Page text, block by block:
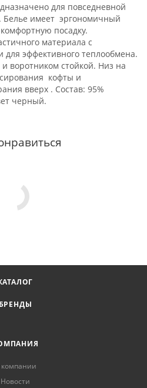
для повседневной
Белье имеет эргономичный
посадку.
материала с
эффективного теплообмена.
воротником стойкой. Низ на
кофты и
вверх . Состав: 95%
черный.
БРЕНДЫ
Новости